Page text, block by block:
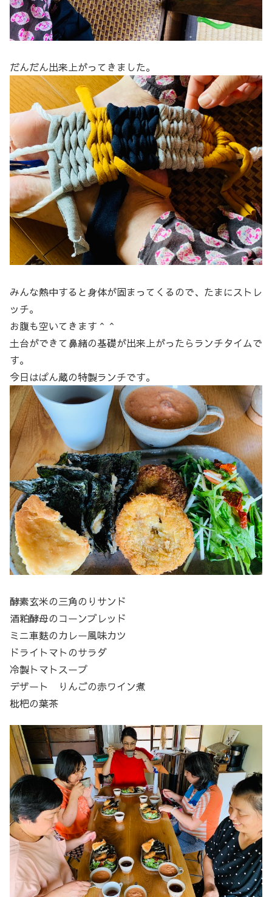
だんだん出来上がってきました。
みんな熱中すると身体が固まってくるので、たまにストレ
ッチ。
お腹も空いてきます＾＾
土台ができて鼻緒の基礎が出来上がったらランチタイムで
す。
今日はぱん蔵の特製ランチです。
酵素玄米の三角のりサンド
酒粕酵母のコーンブレッド
ミニ車麩のカレー風味カツ
ドライトマトのサラダ
冷製トマトスープ
デザート りんごの赤ワイン煮
枇杷の葉茶